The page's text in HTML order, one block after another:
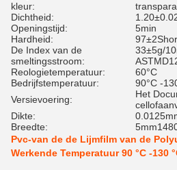
kleur:
Dichtheid:
Openingstijd:
5min
Hardheid:
De Index van de
smeltingsstroom:
33±5g/
Reologietemperatuur:
60°C
Bedrijfstemperatuur:
90°C -
Versievoering:
Het
Dikte:
Breedte:
Pvc-van de de Lijmfilm van de
Werkende Temperatuur 90 °C -130